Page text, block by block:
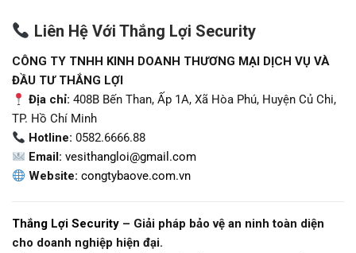
Liên Hệ Với Thắng Lợi Security
CÔNG TY TNHH KINH DOANH THƯƠNG MẠI DỊCH VỤ VÀ
ĐẦU TƯ THẮNG LỢI
Địa chỉ: 408B Bến Than, Ấp 1A, Xã Hòa Phú, Huyện Củ Chi,
TP. Hồ Chí Minh
Hotline: 0582.6666.88
Email: vesithangloi@gmail.com
Website: congtybaove.com.vn
Thắng Lợi Security – Giải pháp bảo vệ an ninh toàn diện
cho doanh nghiệp hiện đại.